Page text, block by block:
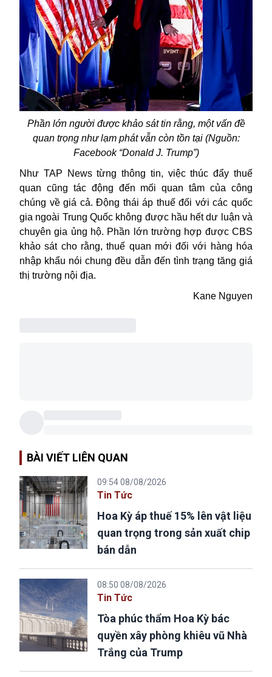
Phần lớn người được khảo sát tin rằng, một vấn đề
quan trọng như lạm phát vẫn còn tồn tại (Nguồn:
Facebook “Donald J. Trump”)
Như TAP News từng thông tin, việc thúc đẩy thuế
quan cũng tác động đến mối quan tâm của công
chúng về giá cả. Động thái áp thuế đối với các quốc
gia ngoài Trung Quốc không được hầu hết dư luận và
chuyên gia ủng hộ. Phần lớn trường hợp được CBS
khảo sát cho rằng, thuế quan mới đối với hàng hóa
nhập khẩu nói chung đều dẫn đến tình trạng tăng giá
thị trường nội địa.
Kane Nguyen
BÀI VIẾT LIÊN QUAN
09:54 08/08/2026
Tin Tức
Hoa Kỳ áp thuế 15% lên vật liệu
quan trọng trong sản xuất chip
bán dẫn
08:50 08/08/2026
Tin Tức
Tòa phúc thẩm Hoa Kỳ bác
quyền xây phòng khiêu vũ Nhà
Trắng của Trump